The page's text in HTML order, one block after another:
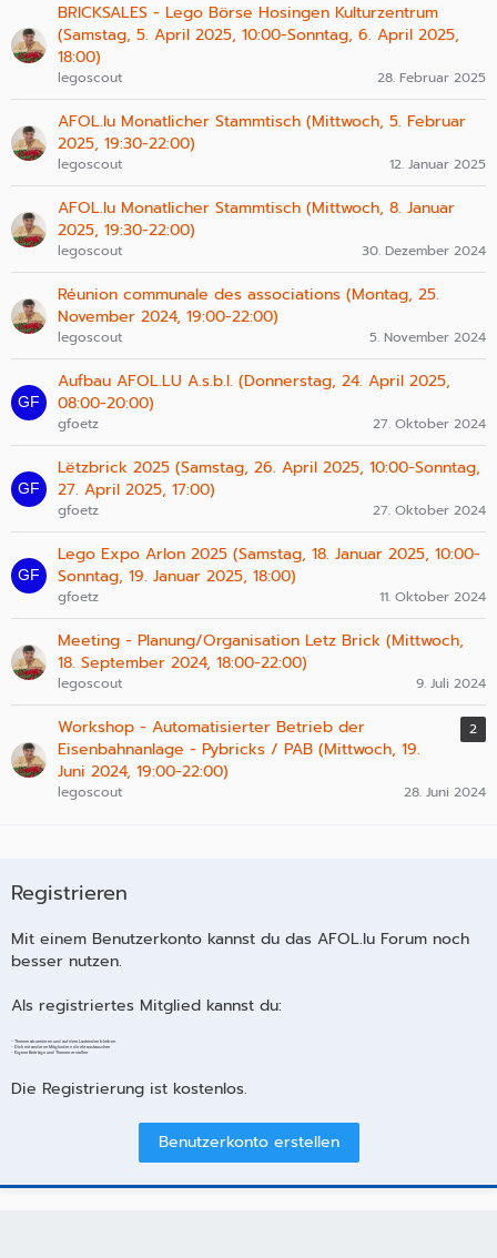
BRICKSALES - Lego Börse Hosingen Kulturzentrum
(Samstag, 5. April 2025, 10:00-Sonntag, 6. April 2025,
18:00)
legoscout 28. Februar 2025
AFOL.lu Monatlicher Stammtisch (Mittwoch, 5. Februar
2025, 19:30-22:00)
legoscout 12. Januar 2025
AFOL.lu Monatlicher Stammtisch (Mittwoch, 8. Januar
2025, 19:30-22:00)
legoscout 30. Dezember 2024
Réunion communale des associations (Montag, 25.
November 2024, 19:00-22:00)
legoscout 5. November 2024
Aufbau AFOL.LU A.s.b.l. (Donnerstag, 24. April 2025,
08:00-20:00)
gfoetz 27. Oktober 2024
Lëtzbrick 2025 (Samstag, 26. April 2025, 10:00-Sonntag,
27. April 2025, 17:00)
gfoetz 27. Oktober 2024
Lego Expo Arlon 2025 (Samstag, 18. Januar 2025, 10:00-
Sonntag, 19. Januar 2025, 18:00)
gfoetz 11. Oktober 2024
Meeting - Planung/Organisation Letz Brick (Mittwoch,
18. September 2024, 18:00-22:00)
legoscout 9. Juli 2024
Workshop - Automatisierter Betrieb der
Eisenbahnanlage - Pybricks / PAB (Mittwoch, 19.
Juni 2024, 19:00-22:00)
2
legoscout 28. Juni 2024
Registrieren
Mit einem Benutzerkonto kannst du das AFOL.lu Forum noch
besser nutzen.
Als registriertes Mitglied kannst du:
- Themen abonnieren und auf dem Laufenden bleiben
- Dich mit anderen Mitgliedern direkt austauschen
- Eigene Beiträge und Themen erstellen
Die Registrierung ist kostenlos.
Benutzerkonto erstellen